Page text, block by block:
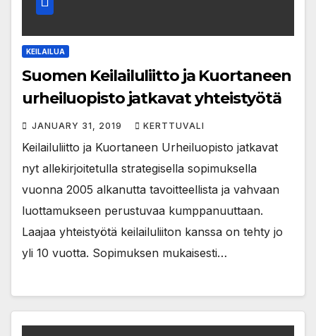
KEILAILUA
Suomen Keilailuliitto ja Kuortaneen
urheiluopisto jatkavat yhteistyötä
JANUARY 31, 2019 KERTTUVALI
Keilailuliitto ja Kuortaneen Urheiluopisto jatkavat
nyt allekirjoitetulla strategisella sopimuksella
vuonna 2005 alkanutta tavoitteellista ja vahvaan
luottamukseen perustuvaa kumppanuuttaan.
Laajaa yhteistyötä keilailuliiton kanssa on tehty jo
yli 10 vuotta. Sopimuksen mukaisesti…